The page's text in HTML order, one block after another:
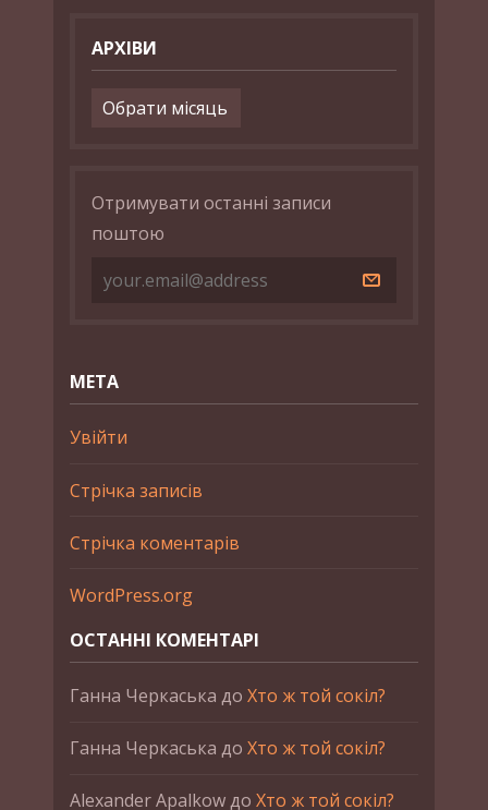
АРХІВИ
Архіви
Отримувати останні записи
поштою
МЕТА
Увійти
Стрічка записів
Стрічка коментарів
WordPress.org
ОСТАННІ КОМЕНТАРІ
Ганна Черкаська до Хто ж той сокіл?
Ганна Черкаська до Хто ж той сокіл?
Alexander Apalkowдо Хто ж той сокіл?